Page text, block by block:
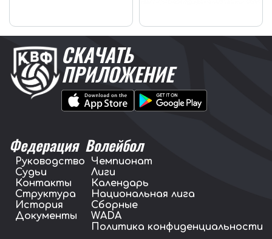
СКАЧАТЬ
ПРИЛОЖЕНИЕ
Федерация
Руководство
Судьи
Контакты
Структура
История
Документы
Волейбол
Чемпионат
Лиги
Календарь
Национальная лига
Сборные
WADA
Политика конфиденциальности